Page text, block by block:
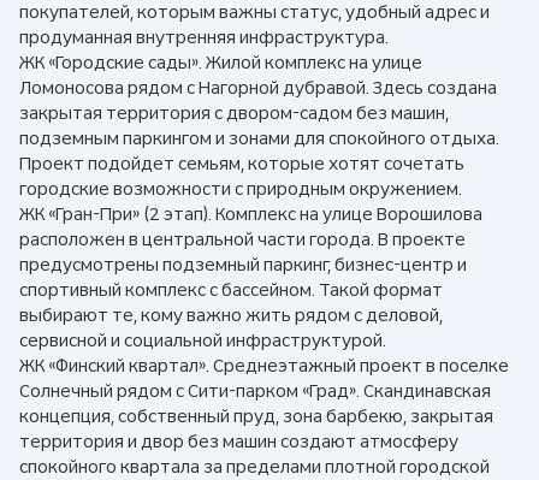
покупателей, которым важны статус, удобный адрес и
продуманная внутренняя инфраструктура.
ЖК «Городские сады». Жилой комплекс на улице
Ломоносова рядом с Нагорной дубравой. Здесь создана
закрытая территория с двором-садом без машин,
подземным паркингом и зонами для спокойного отдыха.
Проект подойдет семьям, которые хотят сочетать
городские возможности с природным окружением.
ЖК «Гран-При» (2 этап). Комплекс на улице Ворошилова
расположен в центральной части города. В проекте
предусмотрены подземный паркинг, бизнес-центр и
спортивный комплекс с бассейном. Такой формат
выбирают те, кому важно жить рядом с деловой,
сервисной и социальной инфраструктурой.
ЖК «Финский квартал». Среднеэтажный проект в поселке
Солнечный рядом с Сити-парком «Град». Скандинавская
концепция, собственный пруд, зона барбекю, закрытая
территория и двор без машин создают атмосферу
спокойного квартала за пределами плотной городской